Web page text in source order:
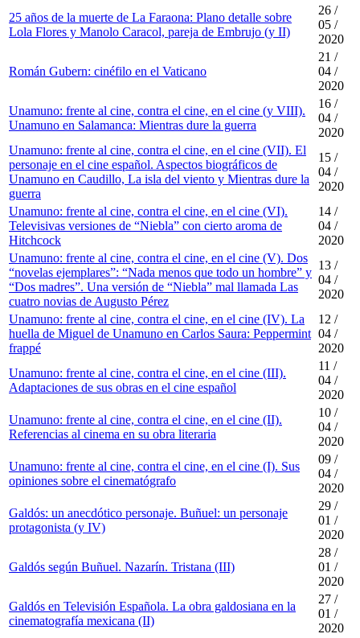
25 años de la muerte de La Faraona: Plano detalle sobre
Lola Flores y Manolo Caracol, pareja de Embrujo (y II)
26 /
05 /
2020
Román Gubern: cinéfilo en el Vaticano
21 /
04 /
2020
Unamuno: frente al cine, contra el cine, en el cine (y VIII).
Unamuno en Salamanca: Mientras dure la guerra
16 /
04 /
2020
Unamuno: frente al cine, contra el cine, en el cine (VII). El
personaje en el cine español. Aspectos biográficos de
Unamuno en Caudillo, La isla del viento y Mientras dure la
guerra
15 /
04 /
2020
Unamuno: frente al cine, contra el cine, en el cine (VI).
Televisivas versiones de “Niebla” con cierto aroma de
Hitchcock
14 /
04 /
2020
Unamuno: frente al cine, contra el cine, en el cine (V). Dos
“novelas ejemplares”: “Nada menos que todo un hombre” y
“Dos madres”. Una versión de “Niebla” mal llamada Las
cuatro novias de Augusto Pérez
13 /
04 /
2020
Unamuno: frente al cine, contra el cine, en el cine (IV). La
huella de Miguel de Unamuno en Carlos Saura: Peppermint
frappé
12 /
04 /
2020
Unamuno: frente al cine, contra el cine, en el cine (III).
Adaptaciones de sus obras en el cine español
11 /
04 /
2020
Unamuno: frente al cine, contra el cine, en el cine (II).
Referencias al cinema en su obra literaria
10 /
04 /
2020
Unamuno: frente al cine, contra el cine, en el cine (I). Sus
opiniones sobre el cinematógrafo
09 /
04 /
2020
Galdós: un anecdótico personaje. Buñuel: un personaje
protagonista (y IV)
29 /
01 /
2020
Galdós según Buñuel. Nazarín. Tristana (III)
28 /
01 /
2020
Galdós en Televisión Española. La obra galdosiana en la
cinematografía mexicana (II)
27 /
01 /
2020